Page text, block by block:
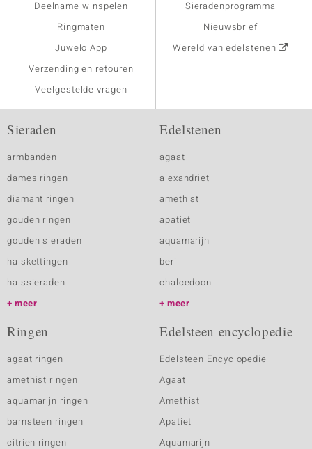
Deelname winspelen
Ringmaten
Juwelo App
Verzending en retouren
Veelgestelde vragen
Sieradenprogramma
Nieuwsbrief
Wereld van edelstenen
Sieraden
armbanden
dames ringen
diamant ringen
gouden ringen
gouden sieraden
halskettingen
halssieraden
meer
Edelstenen
agaat
alexandriet
amethist
apatiet
aquamarijn
beril
chalcedoon
meer
Ringen
agaat ringen
amethist ringen
aquamarijn ringen
barnsteen ringen
citrien ringen
Edelsteen encyclopedie
Edelsteen Encyclopedie
Agaat
Amethist
Apatiet
Aquamarijn